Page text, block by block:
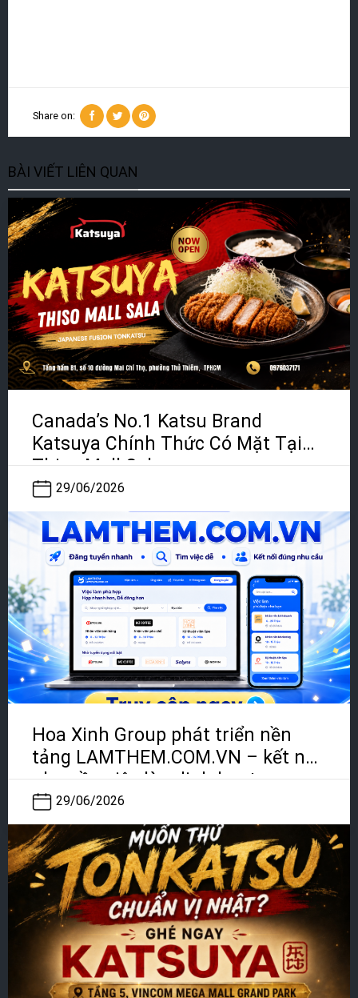
Share on:
BÀI VIẾT LIÊN QUAN
Canada’s No.1 Katsu Brand
Katsuya Chính Thức Có Mặt Tại
Thiso Mall Sala
29/06/2026
Hoa Xinh Group phát triển nền
tảng LAMTHEM.COM.VN – kết nối
nhu cầu việc làm linh hoạt
29/06/2026